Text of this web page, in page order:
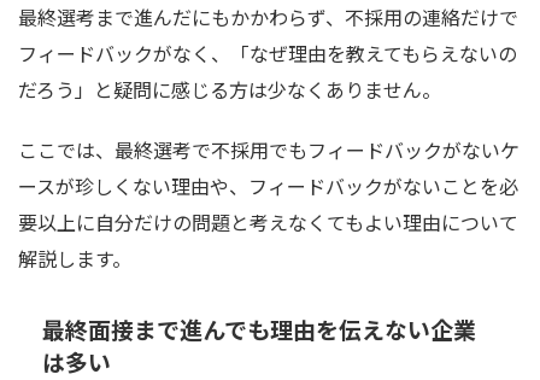
最終選考まで進んだにもかかわらず、不採用の連絡だけで
フィードバックがなく、「なぜ理由を教えてもらえないの
だろう」と疑問に感じる方は少なくありません。
ここでは、最終選考で不採用でもフィードバックがないケ
ースが珍しくない理由や、フィードバックがないことを必
要以上に自分だけの問題と考えなくてもよい理由について
解説します。
最終面接まで進んでも理由を伝えない企業
は多い